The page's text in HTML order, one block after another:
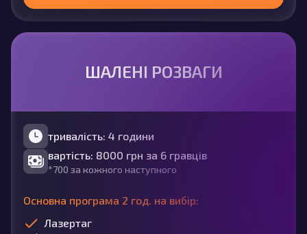
ШАЛЕНІ РОЗВАГИ
тривалість: 4 години
вартість: 8000 грн за 6 гравців
*700 за кожного наступного
Основна програма 2 год. на вибір:
Лазертаг